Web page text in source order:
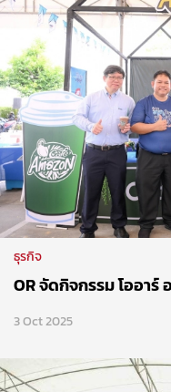
ธุรกิจ
OR จัดกิจกรรม โออาร์
3 Oct 2025